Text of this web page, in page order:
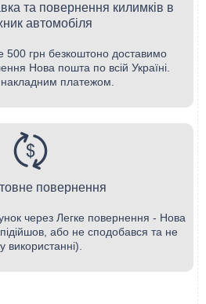
та повернення килимків в
автомобіля
500 грн безкоштоно доставимо
Нова пошта по всій Україні.
накладним платежом.
повернення
через Легке повернення - Нова
або не сподобався та не
використанні).